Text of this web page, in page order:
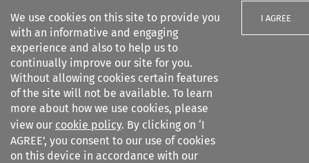
We use cookies on this site to provide you
with an informative and engaging
experience and also to help us to
continually improve our site for you.
Without allowing cookies certain features
of the site will not be available. To learn
more about how we use cookies, please
view our cookie policy. By clicking on ‘I
AGREE’, you consent to our use of cookies
on this device in accordance with our
I AGREE
Search filters
Revista Brasileira de
Arbitragem